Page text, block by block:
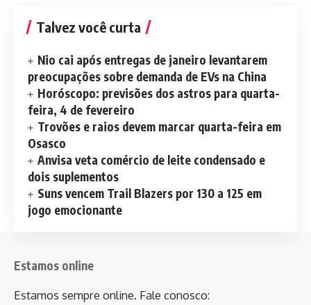
Talvez você curta
Nio cai após entregas de janeiro levantarem
preocupações sobre demanda de EVs na China
Horóscopo: previsões dos astros para quarta-
feira, 4 de fevereiro
Trovões e raios devem marcar quarta-feira em
Osasco
Anvisa veta comércio de leite condensado e
dois suplementos
Suns vencem Trail Blazers por 130 a 125 em
jogo emocionante
Estamos online
Estamos sempre online. Fale conosco: